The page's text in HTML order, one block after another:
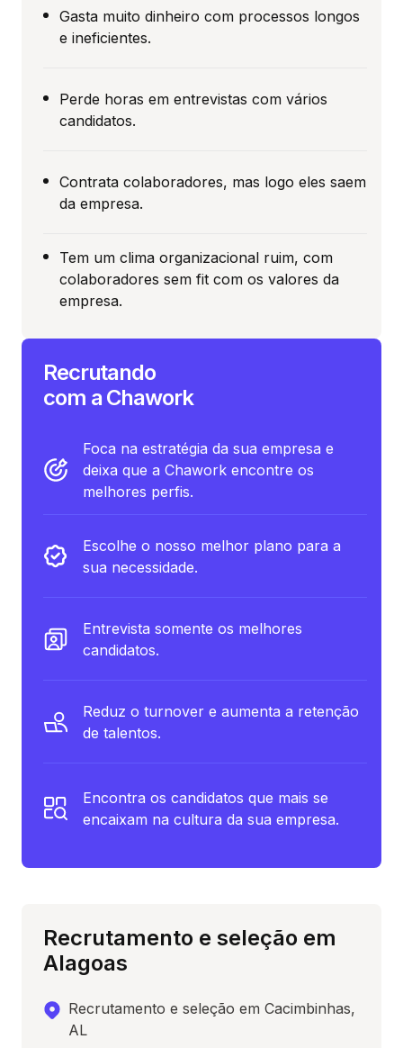
Gasta muito dinheiro com processos longos
e ineficientes.
Perde horas em entrevistas com vários
candidatos.
Contrata colaboradores, mas logo eles saem
da empresa.
Tem um clima organizacional ruim, com
colaboradores sem fit com os valores da
empresa.
Recrutando
com a Chawork
Foca na estratégia da sua empresa e
deixa que a Chawork encontre os
melhores perfis.
Escolhe o nosso melhor plano para a
sua necessidade.
Entrevista somente os melhores
candidatos.
Reduz o turnover e aumenta a retenção
de talentos.
Encontra os candidatos que mais se
encaixam na cultura da sua empresa.
Recrutamento e seleção em
Alagoas
Recrutamento e seleção em Cacimbinhas,
AL